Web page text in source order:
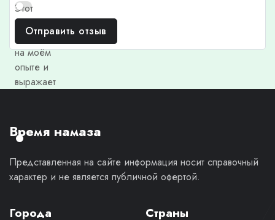
Этот
отзыв
основан
на моём
опыте и
выражает
мнение.
Отправить отзыв
Время намаза
Представленная на сайте информация носит справочный
характер и не является публичной офертой.
Города Страны